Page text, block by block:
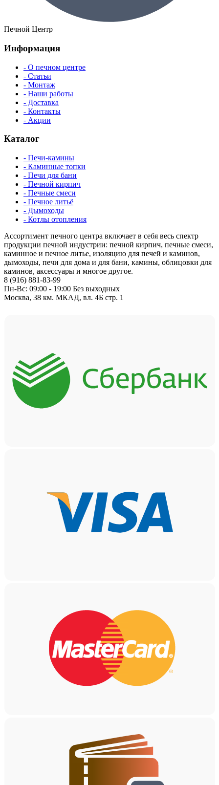
Печной Центр
Информация
- О печном центре
- Статьи
- Монтаж
- Наши работы
- Доставка
- Контакты
- Акции
Каталог
- Печи-камины
- Каминные топки
- Печи для бани
- Печной кирпич
- Печные смеси
- Печное литьё
- Дымоходы
- Котлы отопления
Ассортимент печного центра включает в себя весь спектр
продукции печной индустрии: печной кирпич, печные смеси,
каминное и печное литье, изоляцию для печей и каминов,
дымоходы, печи для дома и для бани, камины, облицовки для
каминов, аксессуары и многое другое.
8 (916) 881-83-99
Пн-Вс: 09:00 - 19:00 Без выходных
Москва, 38 км. МКАД, вл. 4Б стр. 1